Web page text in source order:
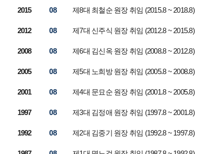
2015 08 제8대 최철순 원장 취임 (2015.8 ~ 2018.8)
2012 08 제7대 신주식 원장 취임 (2012.8 ~ 2015.8)
2008 08 제6대 김신옥 원장 취임 (2008.8 ~ 2012.8)
2005 08 제5대 노희방 원장 취임 (2005.8 ~ 2008.8)
2001 08 제4대 문묘순 원장 취임 (2001.8 ~ 2005.8)
1997 08 제3대 김정애 원장 취임 (1997.8 ~ 2001.8)
1992 08 제2대 김중기 원장 취임 (1992.8 ~ 1997.8)